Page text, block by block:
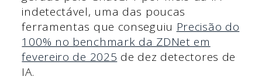
indetectável, uma das poucas
ferramentas que conseguiu Precisão do
100% no benchmark da ZDNet em
fevereiro de 2025 de dez detectores de
IA.